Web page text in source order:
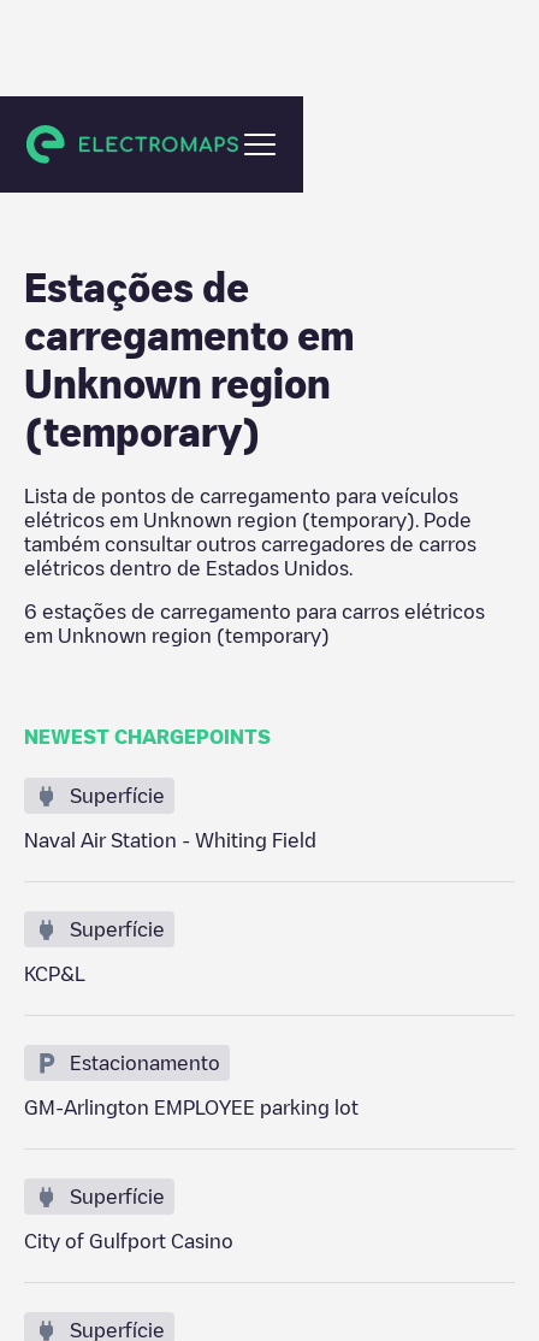
Estados Unidos
Estações de
carregamento em
Unknown region
(temporary)
Lista de pontos de carregamento para veículos
elétricos em Unknown region (temporary) . Pode
também consultar outros carregadores de carros
elétricos dentro de Estados Unidos
6 estações de carregamento para carros elétricos
em Unknown region (temporary)
NEWEST CHARGEPOINTS
Superfície
Naval Air Station - Whiting Field
Superfície
KCP&L
Estacionamento
GM-Arlington EMPLOYEE parking lot
Superfície
City of Gulfport Casino
Superfície